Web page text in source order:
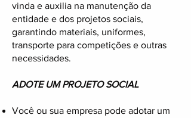
vinda e auxilia na manutenção da
entidade e dos projetos sociais,
garantindo materiais, uniformes,
transporte para competições e outras
necessidades.
ADOTE UM PROJETO SOCIAL
Você ou sua empresa pode adotar um